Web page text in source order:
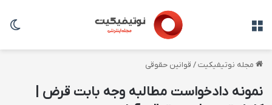
مجله نوتیفیکیت/ قوانین حقوقی
نمونه دادخواست مطالبه وجه بابت قرض |